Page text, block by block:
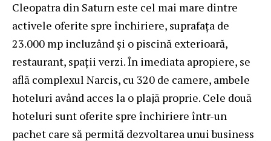
Cleopatra din Saturn este cel mai mare dintre
activele oferite spre închiriere, suprafața de
23.000 mp incluzând și o piscină exterioară,
restaurant, spații verzi. În imediata apropiere, se
află complexul Narcis, cu 320 de camere, ambele
hoteluri având acces la o plajă proprie. Cele două
hoteluri sunt oferite spre închiriere într-un
pachet care să permită dezvoltarea unui business